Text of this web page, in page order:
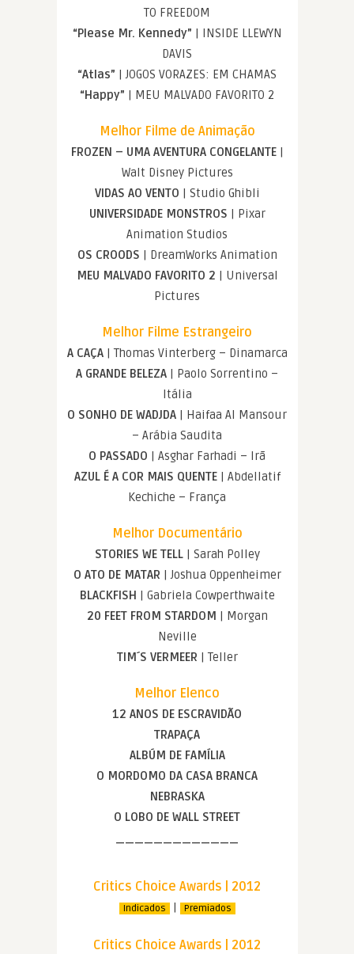
TO FREEDOM
“Please Mr. Kennedy” | INSIDE LLEWYN
DAVIS
“Atlas” | JOGOS VORAZES: EM CHAMAS
“Happy” | MEU MALVADO FAVORITO 2
Melhor Filme de Animação
FROZEN – UMA AVENTURA CONGELANTE|
Walt Disney Pictures
VIDAS AO VENTO | Studio Ghibli
UNIVERSIDADE MONSTROS | Pixar
Animation Studios
OS CROODS | DreamWorks Animation
MEU MALVADO FAVORITO 2 | Universal
Pictures
Melhor Filme Estrangeiro
A CAÇA| Thomas Vinterberg – Dinamarca
A GRANDE BELEZA | Paolo Sorrentino –
Itália
O SONHO DE WADJDA | Haifaa Al Mansour
– Arábia Saudita
O PASSADO | Asghar Farhadi – Irã
AZUL É A COR MAIS QUENTE| Abdellatif
Kechiche – França
Melhor Documentário
STORIES WE TELL| Sarah Polley
O ATO DE MATAR | Joshua Oppenheimer
BLACKFISH | Gabriela Cowperthwaite
20 FEET FROM STARDOM | Morgan
Neville
TIM´S VERMEER | Teller
Melhor Elenco
12 ANOS DE ESCRAVIDÃO
TRAPAÇA
ALBÚM DE FAMÍLIA
O MORDOMO DA CASA BRANCA
NEBRASKA
O LOBO DE WALL STREET
—————————————
Critics Choice Awards | 2012
Indicados | Premiados
Critics Choice Awards | 2012